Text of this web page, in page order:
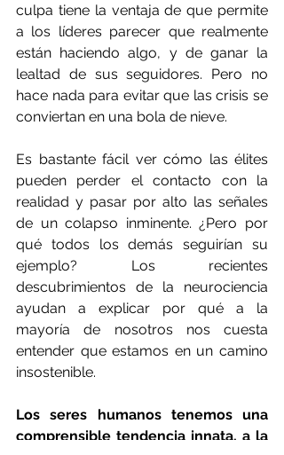
culpa tiene la ventaja de que permite
a los líderes parecer que realmente
están haciendo algo, y de ganar la
lealtad de sus seguidores. Pero no
hace nada para evitar que las crisis se
conviertan en una bola de nieve.
Es bastante fácil ver cómo las élites
pueden perder el contacto con la
realidad y pasar por alto las señales
de un colapso inminente. ¿Pero por
qué todos los demás seguirían su
ejemplo? Los recientes
descubrimientos de la neurociencia
ayudan a explicar por qué a la
mayoría de nosotros nos cuesta
entender que estamos en un camino
insostenible.
Los seres humanos tenemos una
comprensible tendencia innata, a la